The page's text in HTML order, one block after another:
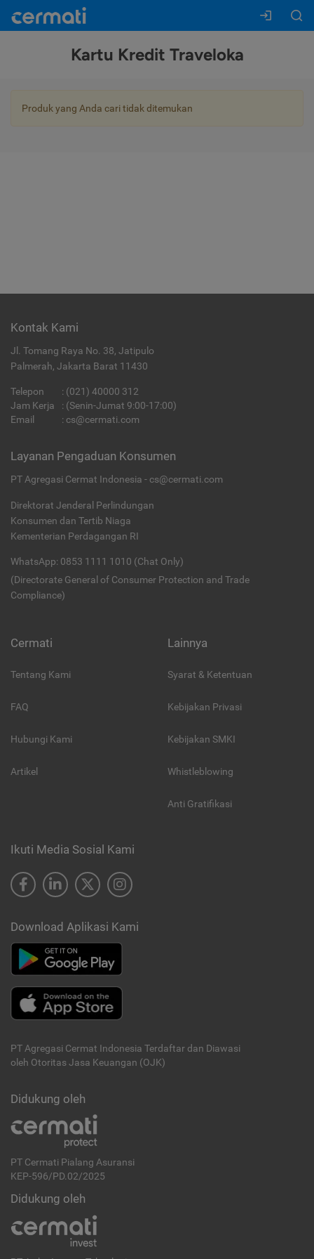
Kartu Kredit Traveloka
Produk yang Anda cari tidak ditemukan
Kontak Kami
Jl. Tomang Raya No. 38, Jatipulo
Palmerah, Jakarta Barat 11430
Telepon : (021) 40000 312
Jam Kerja
: (Senin-Jumat 9:00-17:00)
Email
: cs@cermati.com
Layanan Pengaduan Konsumen
PT Agregasi Cermat Indonesia - cs@cermati.com
Direktorat Jenderal Perlindungan
Konsumen dan Tertib Niaga
Kementerian Perdagangan RI
WhatsApp: 0853 1111 1010 (Chat Only)
(Directorate General of Consumer Protection and Trade
Compliance)
Cermati
Tentang Kami
FAQ
Hubungi Kami
Artikel
Lainnya
Syarat & Ketentuan
Kebijakan Privasi
Kebijakan SMKI
Whistleblowing
Anti Gratifikasi
Ikuti Media Sosial Kami
Download Aplikasi Kami
PT Agregasi Cermat Indonesia Terdaftar dan Diawasi
oleh Otoritas Jasa Keuangan (OJK)
Didukung oleh
PT Cermati Pialang Asuransi
KEP-596/PD.02/2025
Didukung oleh